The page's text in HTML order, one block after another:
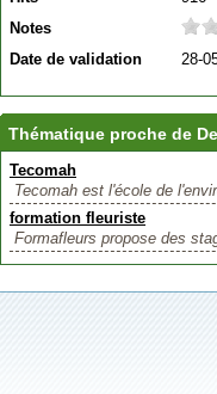
Notes
Date de validation
28-
Thématique proche de
Tecomah
Tecomah est l'école de
formation fleuriste
Formafleurs propose des